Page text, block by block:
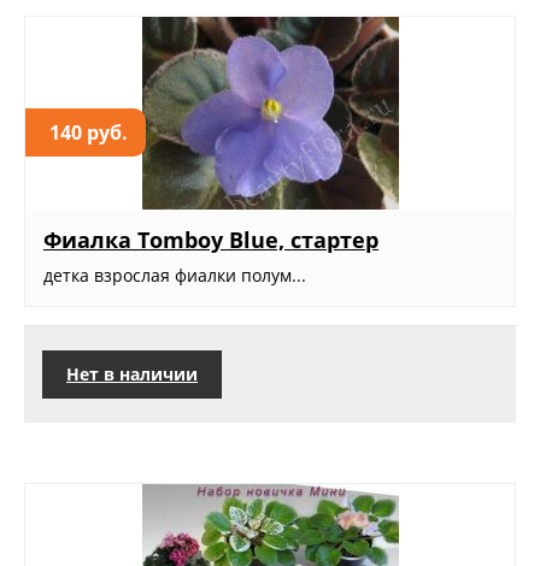
140 руб.
Фиалка Tomboy Blue, стартер
детка взрослая фиалки полум...
Нет в наличии